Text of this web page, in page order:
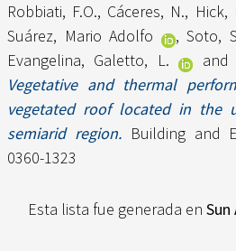
Robbiati, F.O., Cáceres, N., Hick,
Suárez, Mario Adolfo
,Soto,
Evangelina, Galetto, L. and
Vegetative and thermal
vegetated roof located in the
semiarid region.Building and
0360-1323
Esta lista fue generada en Sun